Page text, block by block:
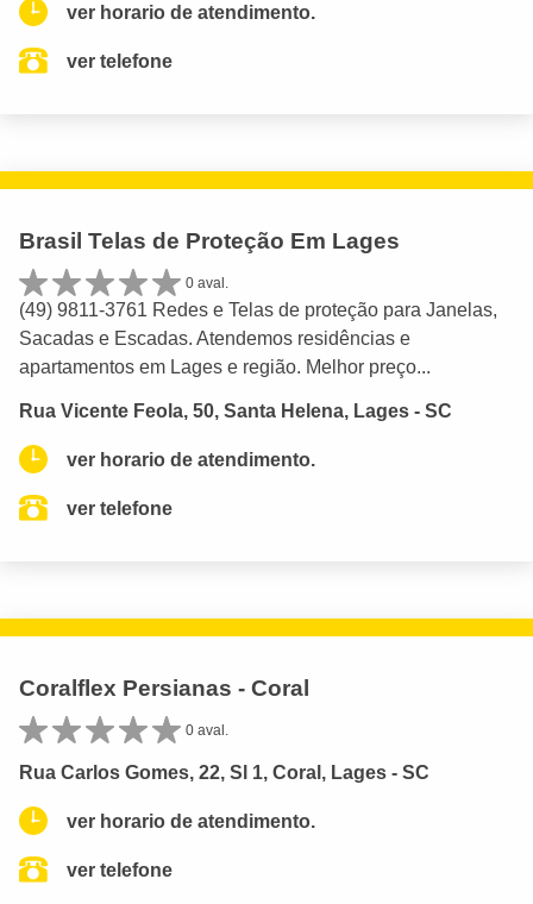
ver horario de atendimento.
ver telefone
Brasil Telas de Proteção Em Lages
0 aval.
(49) 9811-3761 Redes e Telas de proteção para Janelas,
Sacadas e Escadas. Atendemos residências e
apartamentos em Lages e região. Melhor preço...
Rua Vicente Feola, 50, Santa Helena, Lages - SC
ver horario de atendimento.
ver telefone
Coralflex Persianas - Coral
0 aval.
Rua Carlos Gomes, 22, Sl 1, Coral, Lages - SC
ver horario de atendimento.
ver telefone